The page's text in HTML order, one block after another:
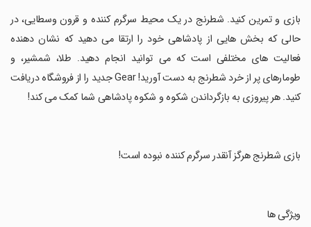
‏بازی و تمرین کنید. شطرنج در یک محیط سرگرم کننده و قرون وسطایی، در
حالی که بخش هایی از پادشاهی خود را ارتقا می دهید که نشان دهنده
فعالیت های مختلفی است که می توانید انجام دهید. طلا، شمشیر، و
طومارهای پر از خرد شطرنج به دست آورید! Gear جدید را از فروشگاه دریافت
کنید. هر پیروزی به بازگرداندن شکوه و شکوه پادشاهی شما کمک می کند!
‏بازی شطرنج هرگز آنقدر سرگرم کننده نبوده است!
‏ویژگی ها